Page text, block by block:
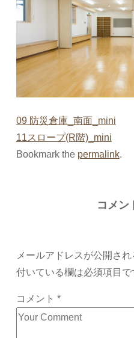
09 防災倉庫_南面_mini
11スロープ(R階)_mini
Bookmark the permalink.
コメン
メールアドレスが公開され
付いている欄は必須項目で
コメント *